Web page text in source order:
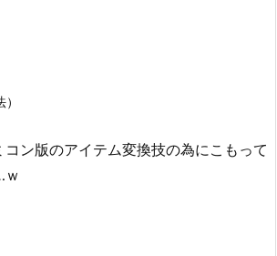
ン版のアイテム変換技の為にこもって